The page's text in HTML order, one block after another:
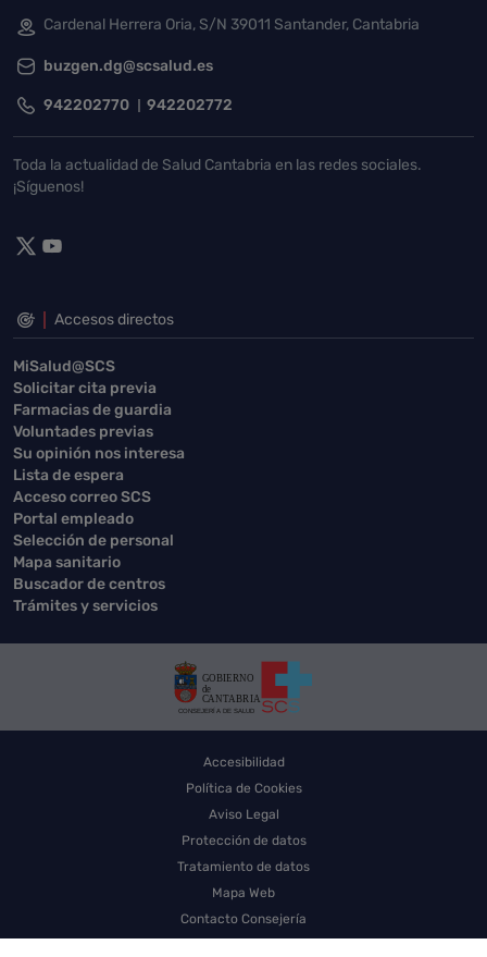
Cardenal Herrera Oria, S/N 39011 Santander, Cantabria
buzgen.dg@scsalud.es
942202770 942202772
Toda la actualidad de Salud Cantabria en las redes sociales.
¡Síguenos!
Accesos directos
MiSalud@SCS
Solicitar cita previa
Farmacias de guardia
Voluntades previas
Su opinión nos interesa
Lista de espera
Acceso correo SCS
Portal empleado
Selección de personal
Mapa sanitario
Buscador de centros
Trámites y servicios
Accesibilidad
Política de Cookies
Aviso Legal
Protección de datos
Tratamiento de datos
Mapa Web
Contacto Consejería